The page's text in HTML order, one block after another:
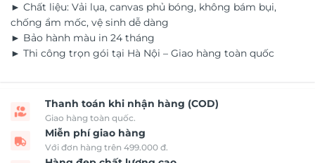
► Chất liệu: Vải lụa, canvas phủ bóng, không bám bụi,
chống ẩm mốc, vệ sinh dễ dàng
► Bảo hành màu in 24 tháng
► Thi công trọn gói tại Hà Nội – Giao hàng toàn quốc
Thanh toán khi nhận hàng (COD)
Giao hàng toàn quốc.
Miễn phí giao hàng
Với đơn hàng trên 499.000 đ.